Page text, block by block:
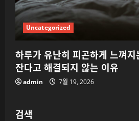
Uncategorized
하루가 유난히 피곤하게 느껴
잔다고 해결되지 않는 이유
admin 7월 19, 2026
검색